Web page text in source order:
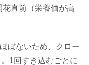
直前（栄養価が高
ぼないため、クロー
1回すき込むごとに